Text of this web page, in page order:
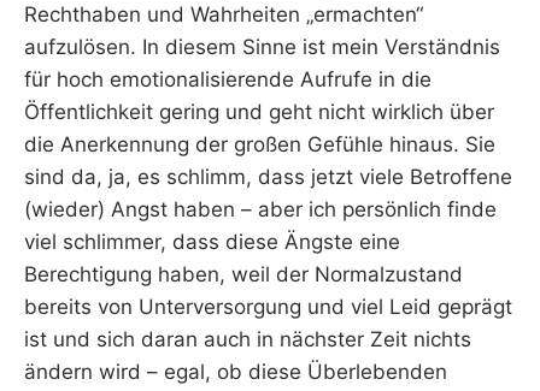
Rechthaben und Wahrheiten „ermachten“
aufzulösen. In diesem Sinne ist mein Verständnis
für hoch emotionalisierende Aufrufe in die
Öffentlichkeit gering und geht nicht wirklich über
die Anerkennung der großen Gefühle hinaus. Sie
sind da, ja, es schlimm, dass jetzt viele Betroffene
(wieder) Angst haben – aber ich persönlich finde
viel schlimmer, dass diese Ängste eine
Berechtigung haben, weil der Normalzustand
bereits von Unterversorgung und viel Leid geprägt
ist und sich daran auch in nächster Zeit nichts
ändern wird – egal, ob diese Überlebenden